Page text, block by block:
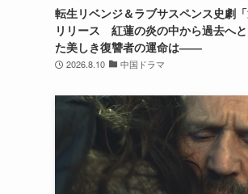
転生リベンジ＆ラブサスペンス史劇「
リリース 紅蓮の炎の中から過去へと
た美しき復讐者の運命は――
2026.8.10 中国ドラマ